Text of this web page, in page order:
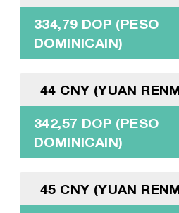
334,79 DOP (PESO
DOMINICAIN)
44 CNY (YUAN
342,57 DOP (PESO
DOMINICAIN)
45 CNY (YUAN